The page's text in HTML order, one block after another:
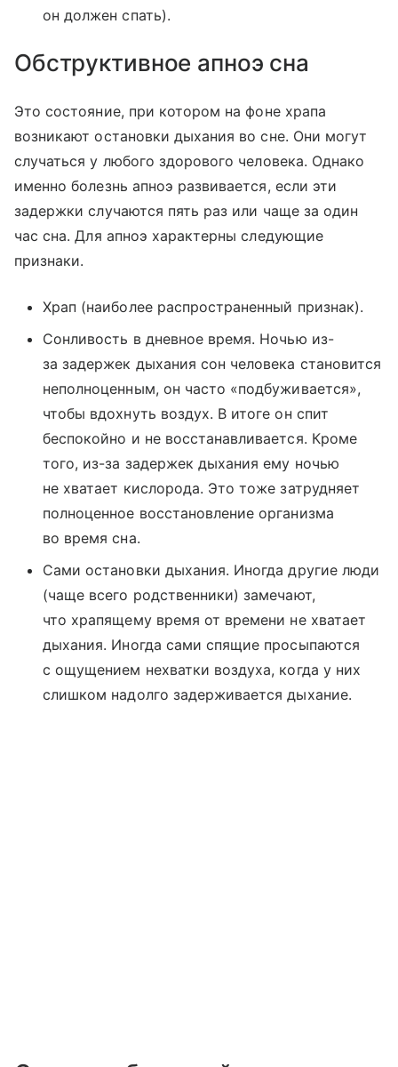
он должен спать).
Обструктивное апноэ сна
Это состояние, при котором на фоне храпа
возникают остановки дыхания во сне. Они могут
случаться у любого здорового человека. Однако
именно болезнь апноэ развивается, если эти
задержки случаются пять раз или чаще за один
час сна. Для апноэ характерны следующие
признаки.
Храп (наиболее распространенный признак).
Сонливость в дневное время. Ночью из-
за задержек дыхания сон человека становится
неполноценным, он часто «подбуживается»,
чтобы вдохнуть воздух. В итоге он спит
беспокойно и не восстанавливается. Кроме
того, из-за задержек дыхания ему ночью
не хватает кислорода. Это тоже затрудняет
полноценное восстановление организма
во время сна.
Сами остановки дыхания. Иногда другие люди
(чаще всего родственники) замечают,
что храпящему время от времени не хватает
дыхания. Иногда сами спящие просыпаются
с ощущением нехватки воздуха, когда у них
слишком надолго задерживается дыхание.